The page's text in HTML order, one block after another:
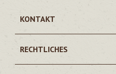
KONTAKT
RECHTLICHES